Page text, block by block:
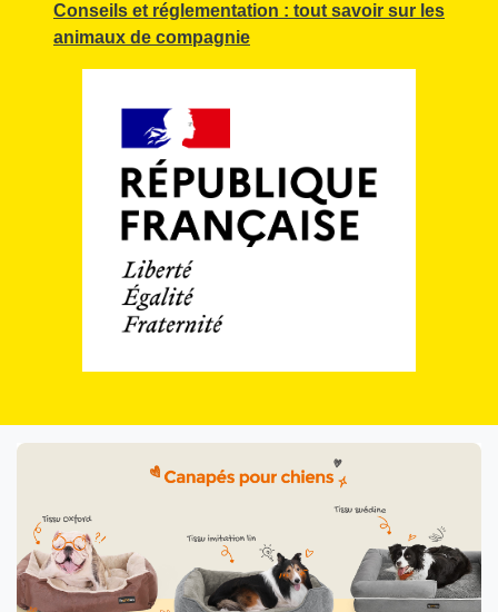
Conseils et réglementation : tout savoir sur les
animaux de compagnie